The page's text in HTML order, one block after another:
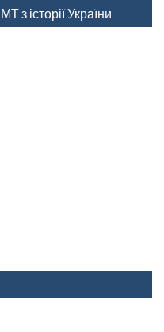
з історії України